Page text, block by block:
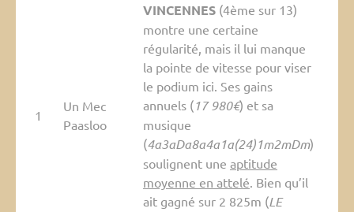
1
Un Mec
Paasloo
VINCENNES(4ème sur 13)
montre une certaine
régularité, mais il lui manque
la pointe de vitesse pour viser
le podium ici. Ses gains
annuels (17 980€) et sa
musique
(4a3aDa8a4a1a(24)1m2mDm)
soulignent une aptitude
moyenne en attelé. Bien qu’il
ait gagné sur 2 825m (LE